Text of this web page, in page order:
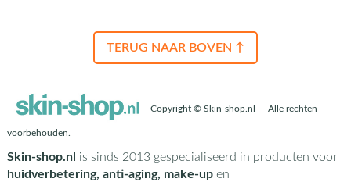
TERUG NAAR BOVEN ↑
Copyright © Skin-shop.nl — Alle rechten
voorbehouden.
Skin-shop.nl is sinds 2013 gespecialiseerd in producten voor
huidverbetering, anti-aging, make-upen